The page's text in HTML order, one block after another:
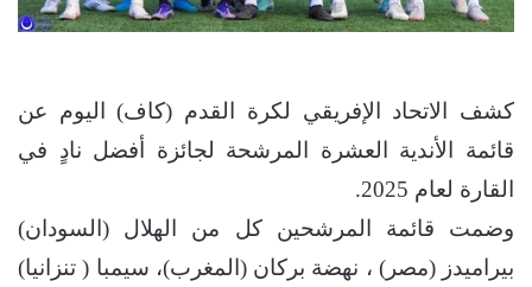
كشف الاتحاد الإفريقي لكرة القدم (كاف) اليوم عن
قائمة الأندية العشرة المرشحة لجائزة أفضل نادٍ في
القارة لعام 2025.
وضمت قائمة المرشحين كل من الهلال (السودان)
بيراميدز (مصر) ، نهضة بركان (المغرب)، سيمبا ( تنزانيا)